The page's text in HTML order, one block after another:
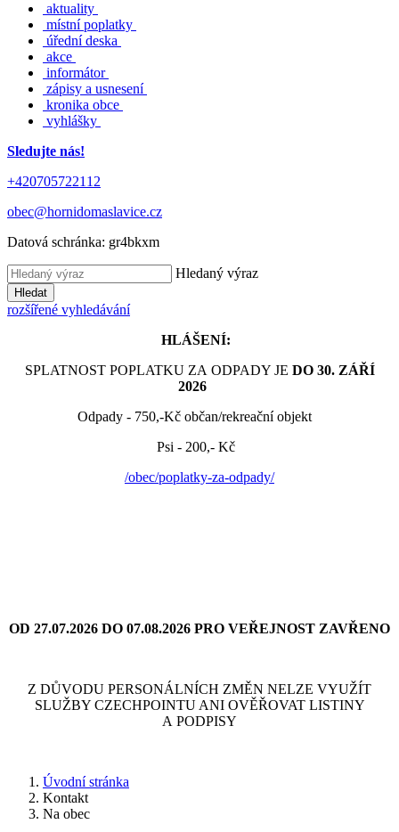
aktuality
místní poplatky
úřední deska
akce
informátor
zápisy a usnesení
kronika obce
vyhlášky
Sledujte nás!
+420705722112
obec@hornidomaslavice.cz
Datová schránka: gr4bkxm
Hledaný výraz
Hledat
rozšířené vyhledávání
HLÁŠENÍ:
SPLATNOST POPLATKU ZA ODPADY JE DO 30. ZÁŘÍ
2026
Odpady - 750,-Kč občan/rekreační objekt
Psi - 200,- Kč
/obec/poplatky-za-odpady/
OD 27.07.2026 DO 07.08.2026 PRO VEŘEJNOST ZAVŘENO
Z DŮVODU PERSONÁLNÍCH ZMĚN NELZE VYUŽÍT
SLUŽBY CZECHPOINTU ANI OVĚŘOVAT LISTINY
A PODPISY
Úvodní stránka
Kontakt
Na obec